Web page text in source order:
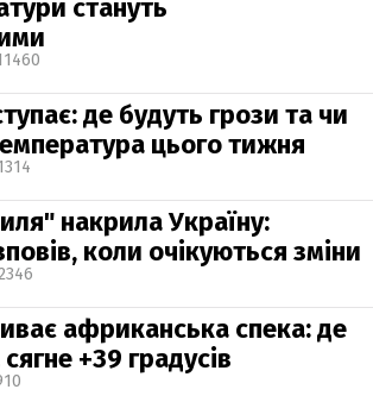
стануть
де будуть грози та чи
цього тижня
накрила Україну:
коли очікуються зміни
африканська спека: де
+39 градусів